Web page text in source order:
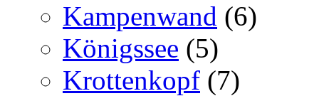
Kampenwand (6)
Königssee (5)
Krottenkopf (7)